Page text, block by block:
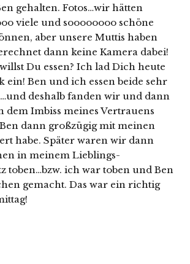
gehalten. Fotos…wir hätten
viele und soooooooo schöne
aber unsere Muttis haben
dann keine Kamera dabei!
Du essen? Ich lad Dich heute
ein! Ben und ich essen beide sehr
deshalb fanden wir und dann
dem Imbiss meines Vertrauens
dann großzügig mit meinen
habe. Später waren wir dann
in meinem Lieblings-
toben…bzw. ich war toben und Ben
gemacht. Das war ein richtig